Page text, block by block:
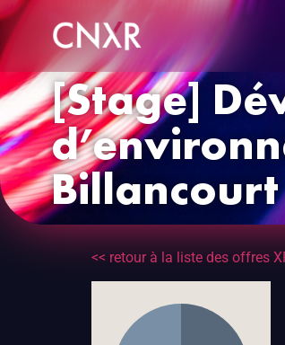
[Stage]
Billancourt
<< retour à la liste des offres